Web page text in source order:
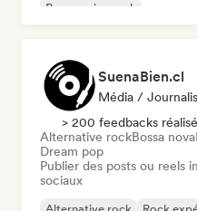
Progressive rock
SuenaBien.cl
Média /
> 200 feedbacks
Alternative rockBossa nova
Dream pop
Publier des posts ou reels
sociaux